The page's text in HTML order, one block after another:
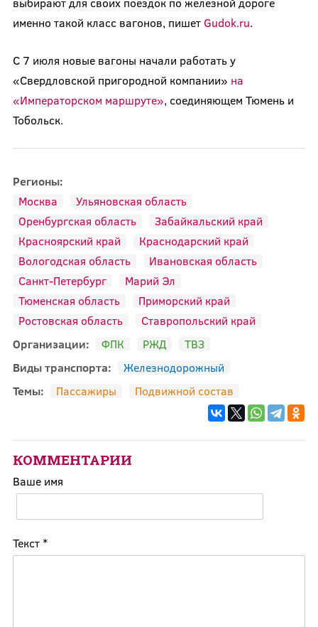
именно такой класс вагонов, пишет Gudok.ru.
С 7 июля новые вагоны начали работать у
«Свердловской пригородной компании» на
«Императорском маршруте», соединяющем Тюмень и
Тобольск.
Регионы:
Москва
Ульяновская область
Оренбургская область
Забайкальский край
Красноярский край
Краснодарский край
Вологодская область
Ивановская область
Санкт-Петербург
Марий Эл
Тюменская область
Приморский край
Ростовская область
Ставропольский край
Организации:
ФПК РЖД
ТВЗ
Виды транспорта:
Железнодорожный
Темы:
Пассажиры Подвижной состав
КОММЕНТАРИИ
Ваше имя
Текст *